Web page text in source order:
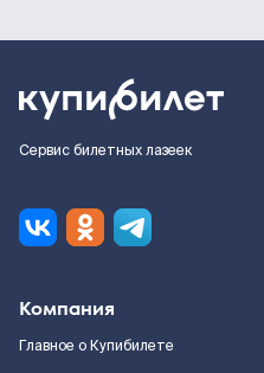
Сервис билетных лазеек
Компания
Главное о Купибилете